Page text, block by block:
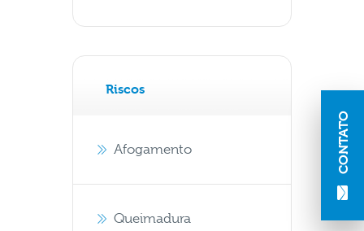
Riscos
Afogamento
Queimadura
CONTATO